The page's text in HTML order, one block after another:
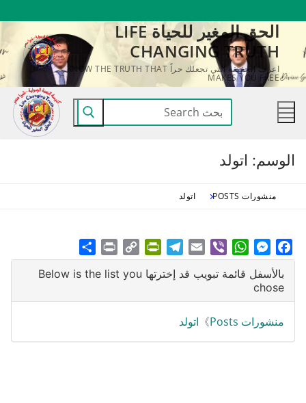
المحتوى
الحق المغير للحياة LIFE
CHANGING TRUTH
اعرف الحقيقة التي تجعلك حراً KNOW THE TRUTH THAT
MAKES YOU FREE
البحث
عن:
الوسم: اتولد
منشورات POSTS اتولد
Facebook
Messenger
WhatsApp
Viber
Email
Telegram
PrintFriendly
Copy
Link
Print
بالأسفل قائمة تبويب قد إخترتها Below is the list you
chose
منشورات Posts 》 اتولد